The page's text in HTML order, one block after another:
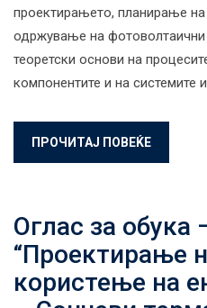
проектирањето, планирање
одржување на фотоволтаични
теоретски основи на
компонентите и на системите
ПРОЧИТАЈ ПОВЕЌЕ
Оглас за обука
“Проектирање
користење на